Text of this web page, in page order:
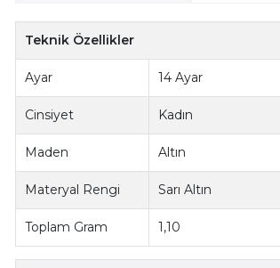
Teknik Özellikler
Ayar 14 Ayar
Cinsiyet Kadın
Maden Altın
Materyal Rengi Sarı Altın
Toplam Gram 1,10